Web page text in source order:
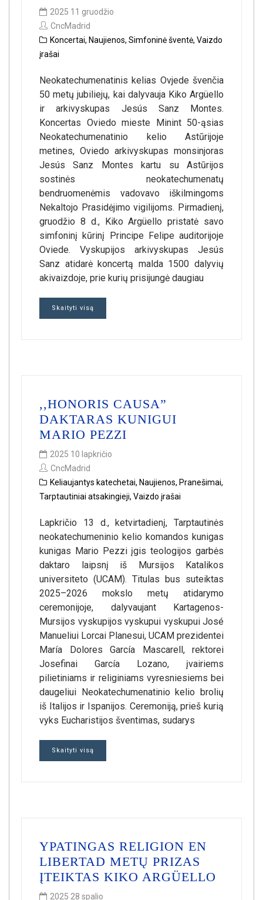
2025 11 gruodžio
CncMadrid
Koncertai, Naujienos, Simfoninė šventė, Vaizdo
įrašai
Neokatechumenatinis kelias Ovjede švenčia
50 metų jubiliejų, kai dalyvauja Kiko Argüello
ir arkivyskupas Jesús Sanz Montes.
Koncertas Oviedo mieste Minint 50-ąsias
Neokatechumenatinio kelio Astūrijoje
metines, Oviedo arkivyskupas monsinjoras
Jesús Sanz Montes kartu su Astūrijos
sostinės neokatechumenatų
bendruomenėmis vadovavo iškilmingoms
Nekaltojo Prasidėjimo vigilijoms. Pirmadienį,
gruodžio 8 d., Kiko Argüello pristatė savo
simfoninį kūrinį Principe Felipe auditorijoje
Oviede. Vyskupijos arkivyskupas Jesús
Sanz atidarė koncertą malda 1500 dalyvių
akivaizdoje, prie kurių prisijungė daugiau
Skaityti visą
,,HONORIS CAUSA”
DAKTARAS KUNIGUI
MARIO PEZZI
2025 10 lapkričio
CncMadrid
Keliaujantys katechetai, Naujienos, Pranešimai,
Tarptautiniai atsakingieji, Vaizdo įrašai
Lapkričio 13 d., ketvirtadienį, Tarptautinės
neokatechumeninio kelio komandos kunigas
kunigas Mario Pezzi įgis teologijos garbės
daktaro laipsnį iš Mursijos Katalikos
universiteto (UCAM). Titulas bus suteiktas
2025–2026 mokslo metų atidarymo
ceremonijoje, dalyvaujant Kartagenos-
Mursijos vyskupijos vyskupui vyskupui José
Manueliui Lorcai Planesui, UCAM prezidentei
María Dolores García Mascarell, rektorei
Josefinai García Lozano, įvairiems
pilietiniams ir religiniams vyresniesiems bei
daugeliui Neokatechumenatinio kelio brolių
iš Italijos ir Ispanijos. Ceremoniją, prieš kurią
vyks Eucharistijos šventimas, sudarys
Skaityti visą
YPATINGAS RELIGION EN
LIBERTAD METŲ PRIZAS
ĮTEIKTAS KIKO ARGÜELLO
2025 28 spalio